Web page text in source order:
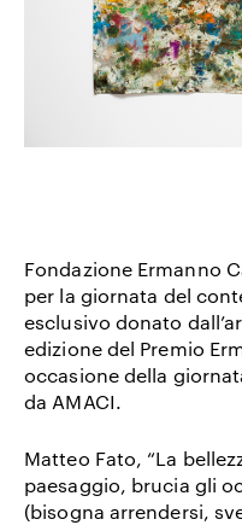
Fondazione Ermanno
per la giornata del
esclusivo donato
edizione del Premio
occasione della
da AMACI.
Matteo Fato, “La
paesaggio, brucia gli
(bisogna arrendersi,